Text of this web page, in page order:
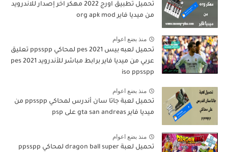
تحميل تطبيق اورج 2022 مهكر اخر إصدار للاندرويد
من ميديا فاير org apk mod
منذ بضع اعوام
تحميل لعبه بيس pes 2021 لمحاكي ppsspp تعليق
عربي من ميديا فاير برابط مباشر للأندرويد pes 2021
iso ppsspp
منذ بضع اعوام
تحميل لعبة جاتا سان أندرس لمحاكي ppsspp من
ميديا فاير gta san andreas على psp
منذ بضع اعوام
تحميل لعبة dragon ball super لمحاكي ppsspp